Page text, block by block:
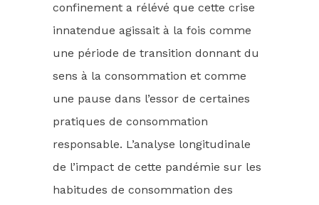
confinement a rélévé que cette crise
innatendue agissait à la fois comme
une période de transition donnant du
sens à la consommation et comme
une pause dans l’essor de certaines
pratiques de consommation
responsable. L’analyse longitudinale
de l’impact de cette pandémie sur les
habitudes de consommation des